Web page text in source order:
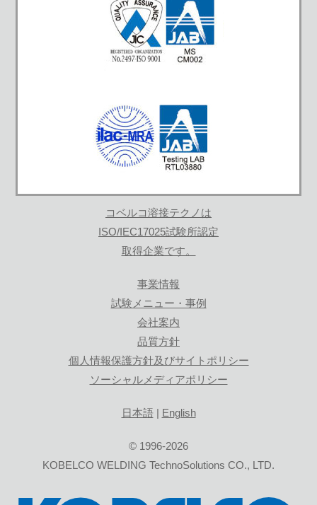
コベルコ溶接テクノは
ISO/IEC17025試験所認定
取得企業です。
事業情報
試験メニュー・事例
会社案内
品質方針
個人情報保護方針及びサイトポリシー
ソーシャルメディアポリシー
日本語| English
© 1996-2026
KOBELCO WELDING TechnoSolutions CO., LTD.